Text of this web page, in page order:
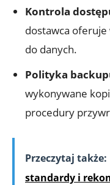
Kontrola
dostawca oferuje⁤
‍do danych.
Polityka
wykonywane
procedury
Przeczytaj także:
standardy i